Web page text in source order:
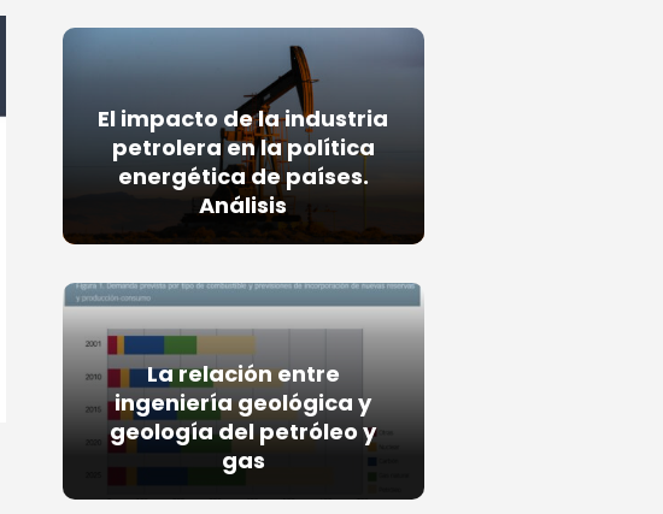
El impacto de la industria
petrolera en la política
energética de países.
Análisis
La relación entre
ingeniería geológica y
geología del petróleo y
gas